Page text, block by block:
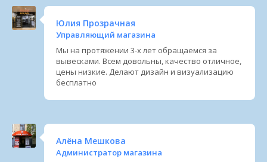
Юлия Прозрачная
Управляющий магазина
Мы на протяжении 3-х лет обращаемся за
вывесками. Всем довольны, качество отличное,
цены низкие. Делают дизайн и визуализацию
бесплатно
Алёна Мешкова
Администратор магазина